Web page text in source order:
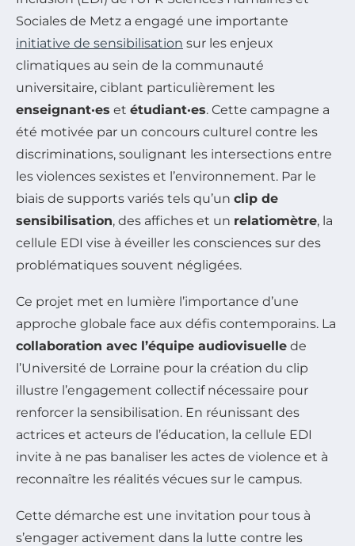
Sociales de Metz a engagé une importante
initiative de sensibilisation sur les enjeux
climatiques au sein de la communauté
universitaire, ciblant particulièrement les
enseignant·es et étudiant·es. Cette campagne a
été motivée par un concours culturel contre les
discriminations, soulignant les intersections entre
les violences sexistes et l’environnement. Par le
biais de supports variés tels qu’un clip de
sensibilisation, des affiches et un relatiomètre, la
cellule EDI vise à éveiller les consciences sur des
problématiques souvent négligées.
Ce projet met en lumière l’importance d’une
approche globale face aux défis contemporains. La
collaboration avec l’équipe audiovisuelle de
l’Université de Lorraine pour la création du clip
illustre l’engagement collectif nécessaire pour
renforcer la sensibilisation. En réunissant des
actrices et acteurs de l’éducation, la cellule EDI
invite à ne pas banaliser les actes de violence et à
reconnaître les réalités vécues sur le campus.
Cette démarche est une invitation pour tous à
s’engager activement dans la lutte contre les